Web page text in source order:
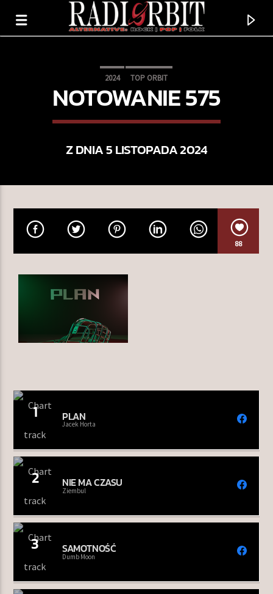
TERAZ GRAMY
GRIN
TERAZ W RAMÓWCE
INDIE ORBIT WEEKEND
NASTĘPNIE W RAMÓWCE
14:00 16:00
2024 TOP ORBIT
NOTOWANIE 575
Z DNIA 5 LISTOPADA 2024
88
1 PLAN
Jacek Horta
2 NIE MA CZASU
Ziembul
3 SAMOTNOŚĆ
Dumb Moon